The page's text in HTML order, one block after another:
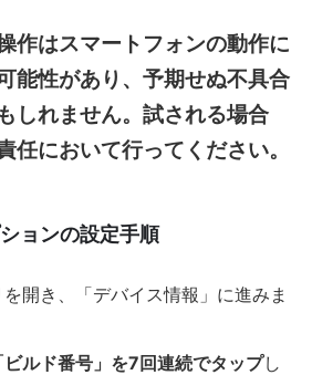
作はスマートフォンの動作に
能性があり、予期せぬ不具合
しれません。試される場合
任において行ってください。
ョンの設定手順
を開き、「デバイス情報」に進みま
ビルド番号」を7回連続でタップし